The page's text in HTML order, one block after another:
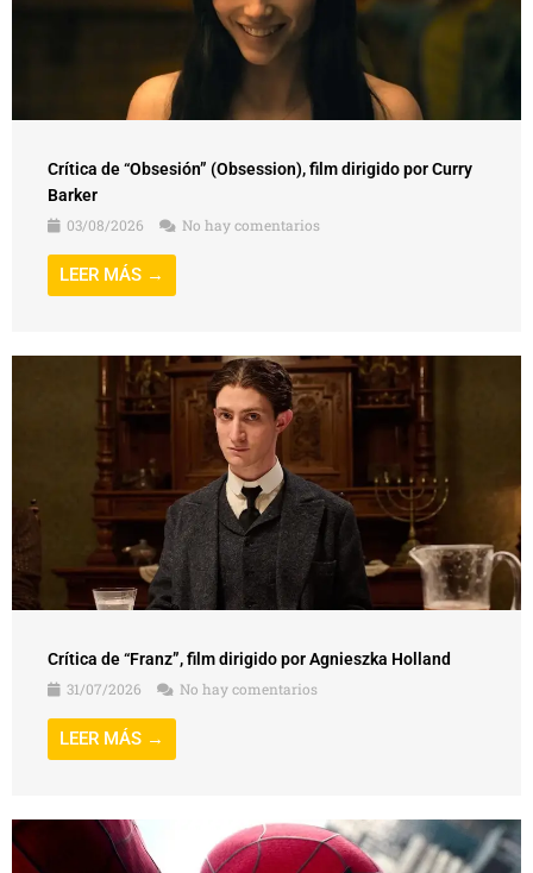
Crítica de “Obsesión” (Obsession), film dirigido por Curry
Barker
03/08/2026
No hay comentarios
LEER MÁS →
Crítica de “Franz”, film dirigido por Agnieszka Holland
31/07/2026
No hay comentarios
LEER MÁS →